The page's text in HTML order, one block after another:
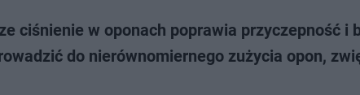
ciśnienie w oponach poprawia przyczepność i
do nierównomiernego zużycia opon,